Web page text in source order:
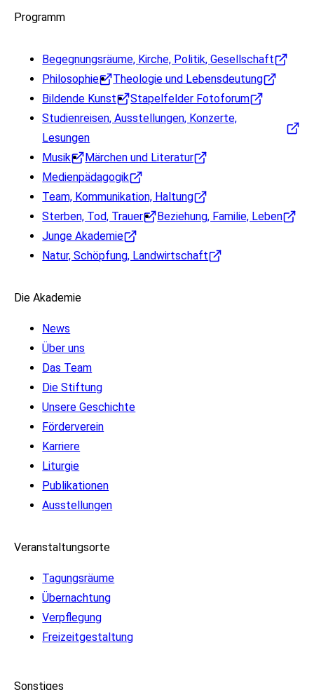
Programm
Begegnungsräume, Kirche, Politik, Gesellschaft
Philosophie
Theologie und Lebensdeutung
Bildende Kunst
Stapelfelder Fotoforum
Studienreisen, Ausstellungen, Konzerte,
Lesungen
Musik
Märchen und Literatur
Medienpädagogik
Team, Kommunikation, Haltung
Sterben, Tod, Trauer
Beziehung, Familie, Leben
Junge Akademie
Natur, Schöpfung, Landwirtschaft
Die Akademie
News
Über uns
Das Team
Die Stiftung
Unsere Geschichte
Förderverein
Karriere
Liturgie
Publikationen
Ausstellungen
Veranstaltungsorte
Tagungsräume
Übernachtung
Verpflegung
Freizeitgestaltung
Sonstiges